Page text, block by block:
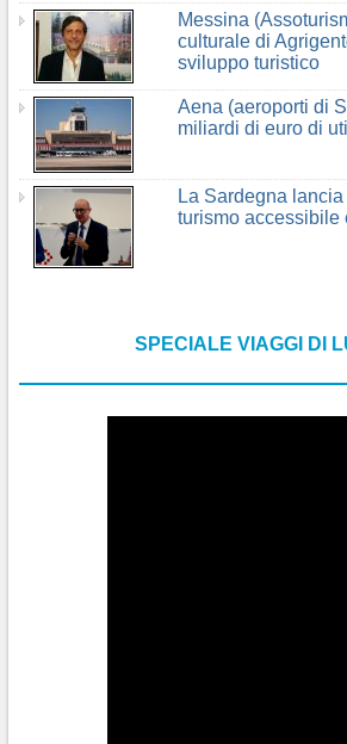
Messina
culturale di
sviluppo turistico
Aena (aeroporti di
miliardi di euro di
La Sardegna lancia
turismo accessibile
SPECIALE VIAGGI DI